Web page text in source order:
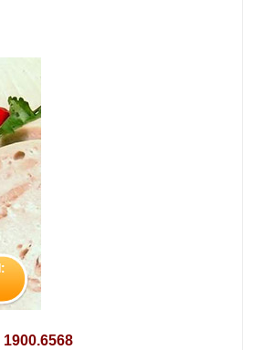
1900.6568